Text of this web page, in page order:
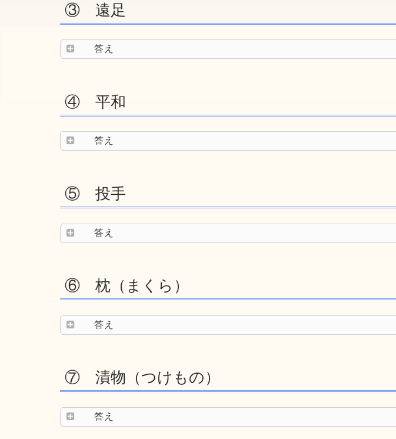
③ 遠足
答え
④ 平和
答え
⑤ 投手
答え
⑥ 枕（まくら）
答え
⑦ 漬物（つけもの）
答え